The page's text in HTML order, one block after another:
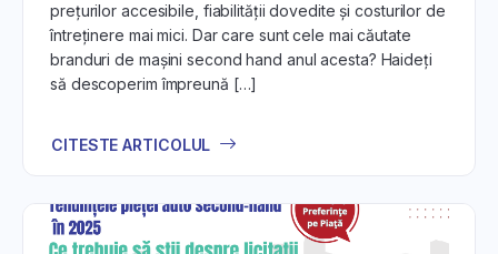
Echipa noastră de asistență este mereu pregătită să te
ajute. Descoperă cum să beneficiezi de resursele
suplimentare pentru a-ți maximiza succesul în procesul de
vânzare.
încredere pe DirektCar.ro
, urmărind informațiile pas cu pas
prețurilor accesibile, fiabilității dovedite și costurilor de
întreținere mai mici. Dar care sunt cele mai căutate
branduri de mașini second hand anul acesta? Haideți
să descoperim împreună […]
CITESTE ARTICOLUL